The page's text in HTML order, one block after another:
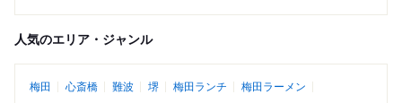
人気のエリア・ジャンル
梅田 心斎橋 難波 堺 梅田ランチ
梅田ラーメン